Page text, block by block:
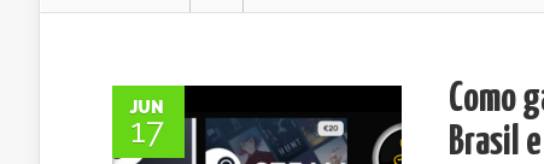
JUN
17
Como
Brasil